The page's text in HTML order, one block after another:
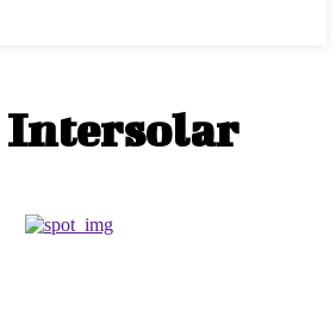
Intersolar